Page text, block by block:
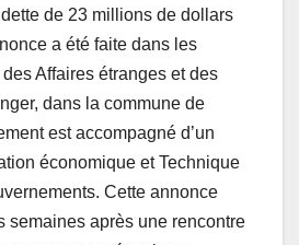
dette de 23 millions de dollars
a été faite dans les
Affaires étranges et des
dans la commune de
est accompagné d’un
économique et Technique
Cette annonce
semaines après une rencontre